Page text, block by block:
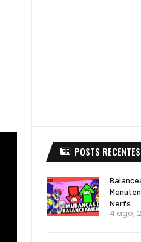
POSTS RECENTES
Nerfs…
4 ago,